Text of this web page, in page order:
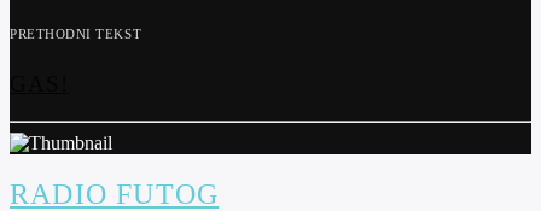
PRETHODNI TEKST
RADIO FUTOG